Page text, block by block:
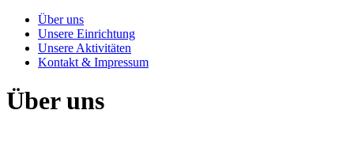
Über uns
Unsere Einrichtung
Unsere Aktivitäten
Kontakt & Impressum
Über uns